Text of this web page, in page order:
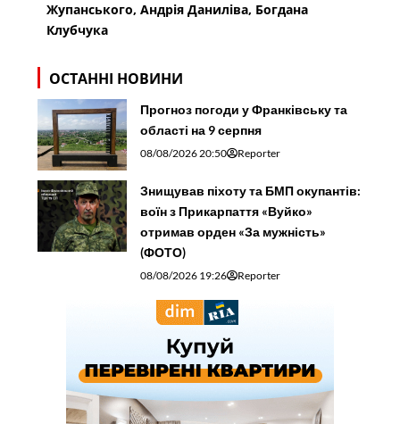
Жупанського, Андрія Даниліва, Богдана
Клубчука
ОСТАННІ НОВИНИ
Прогноз погоди у Франківську та
області на 9 серпня
08/08/2026 20:50 Reporter
Знищував піхоту та БМП окупантів:
воїн з Прикарпаття «Вуйко»
отримав орден «За мужність»
(ФОТО)
08/08/2026 19:26 Reporter